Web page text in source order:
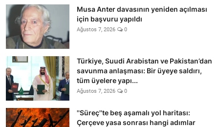
Musa Anter davasının yeniden açılması
için başvuru yapıldı
Ağustos 7, 2026 0
Türkiye, Suudi Arabistan ve Pakistan’dan
savunma anlaşması: Bir üyeye saldırı,
tüm üyelere yapı...
Ağustos 7, 2026 0
''Süreç''te beş aşamalı yol haritası:
Çerçeve yasa sonrası hangi adımlar